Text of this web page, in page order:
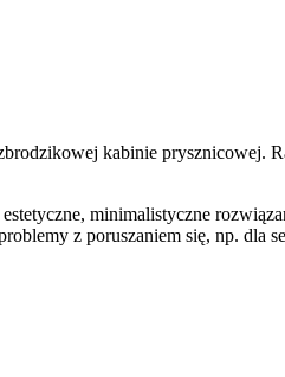
kabinie prysznicowej.
minimalistyczne
z poruszaniem się, np.